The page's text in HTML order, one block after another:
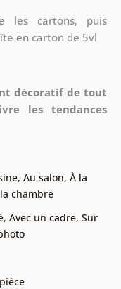
les cartons, puis
en carton de 5vl
décoratif de tout
les tendances
, Au salon, À la
chambre
, Avec un cadre, Sur